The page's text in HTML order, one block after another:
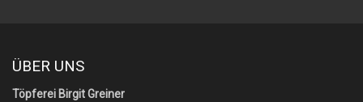
ÜBER UNS
Töpferei Birgit Greiner